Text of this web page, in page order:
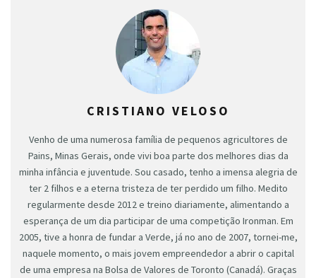
CRISTIANO VELOSO
Venho de uma numerosa família de pequenos agricultores de
Pains, Minas Gerais, onde vivi boa parte dos melhores dias da
minha infância e juventude. Sou casado, tenho a imensa alegria de
ter 2 filhos e a eterna tristeza de ter perdido um filho. Medito
regularmente desde 2012 e treino diariamente, alimentando a
esperança de um dia participar de uma competição Ironman. Em
2005, tive a honra de fundar a Verde, já no ano de 2007, tornei-me,
naquele momento, o mais jovem empreendedor a abrir o capital
de uma empresa na Bolsa de Valores de Toronto (Canadá). Graças